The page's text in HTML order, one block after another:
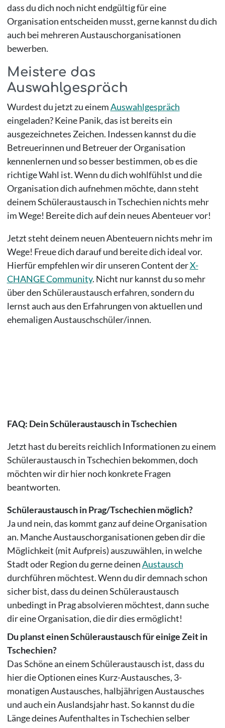
dass du dich noch nicht endgültig für eine
Organisation entscheiden musst, gerne kannst du dich
auch bei mehreren Austauschorganisationen
bewerben.
Meistere das
Auswahlgespräch
Wurdest du jetzt zu einemAuswahlgespräch
eingeladen? Keine Panik, das ist bereits ein
ausgezeichnetes Zeichen. Indessen kannst du die
Betreuerinnen und Betreuer der Organisation
kennenlernen und so besser bestimmen, ob es die
richtige Wahl ist. Wenn du dich wohlfühlst und die
Organisation dich aufnehmen möchte, dann steht
deinem Schüleraustausch in Tschechien nichts mehr
im Wege! Bereite dich auf dein neues Abenteuer vor!
Jetzt steht deinem neuen Abenteuern nichts mehr im
Wege! Freue dich darauf und bereite dich ideal vor.
Hierfür empfehlen wir dir unseren Content derX-
CHANGE Community. Nicht nur kannst du so mehr
über den Schüleraustausch erfahren, sondern du
lernst auch aus den Erfahrungen von aktuellen und
ehemaligen Austauschschüler/innen.
FAQ: Dein Schüleraustausch in Tschechien
Jetzt hast du bereits reichlich Informationen zu einem
Schüleraustausch in Tschechien bekommen, doch
möchten wir dir hier noch konkrete Fragen
beantworten.
Schüleraustausch in Prag/Tschechien möglich?
Ja und nein, das kommt ganz auf deine Organisation
an. Manche Austauschorganisationen geben dir die
Möglichkeit (mit Aufpreis) auszuwählen, in welche
Stadt oder Region du gerne deinenAustausch
durchführen möchtest. Wenn du dir demnach schon
sicher bist, dass du deinen Schüleraustausch
unbedingt in Prag absolvieren möchtest, dann suche
dir eine Organisation, die dir dies ermöglicht!
Du planst einen Schüleraustausch für einige Zeit in
Tschechien?
Das Schöne an einem Schüleraustausch ist, dass du
hier die Optionen eines Kurz-Austausches, 3-
monatigen Austausches, halbjährigen Austausches
und auch ein Auslandsjahr hast. So kannst du die
Länge deines Aufenthaltes in Tschechien selber